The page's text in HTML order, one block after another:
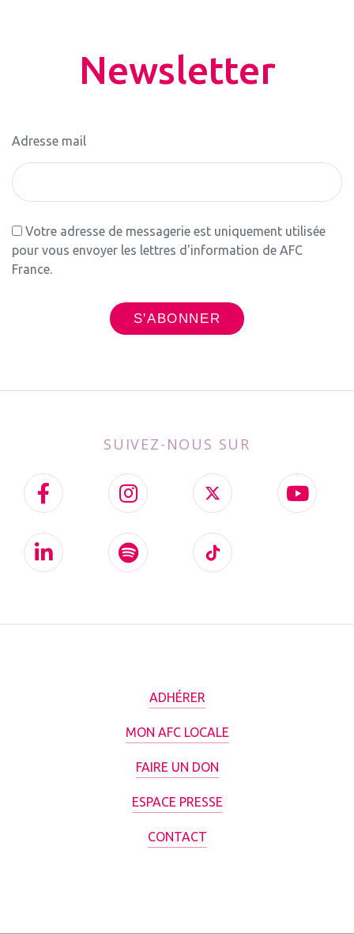
Newsletter
Adresse mail
Votre adresse de messagerie est uniquement utilisée
pour vous envoyer les lettres d'information de AFC
France.
SUIVEZ-NOUS SUR
ADHÉRER
MON AFC LOCALE
FAIRE UN DON
ESPACE PRESSE
CONTACT